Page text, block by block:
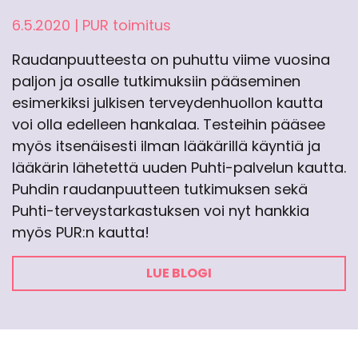
6.5.2020 | PUR toimitus
Raudanpuutteesta on puhuttu viime vuosina
paljon ja osalle tutkimuksiin pääseminen
esimerkiksi julkisen terveydenhuollon kautta
voi olla edelleen hankalaa. Testeihin pääsee
myös itsenäisesti ilman lääkärillä käyntiä ja
lääkärin lähetettä uuden Puhti-palvelun kautta.
Puhdin raudanpuutteen tutkimuksen sekä
Puhti-terveystarkastuksen voi nyt hankkia
myös PUR:n kautta!
LUE BLOGI